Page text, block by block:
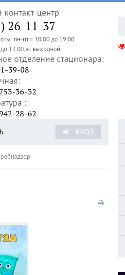
центр
26-11-37
пн-пт с 10:00 до 19:00
13:00;вс выходной
отделение стационара:
39-08
36-32
:
28-62
ВХОД